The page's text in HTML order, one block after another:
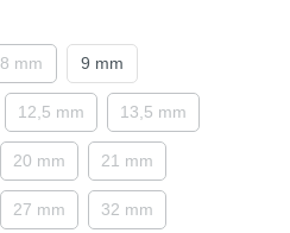
8 mm 9 mm
12,5 mm 13,5 mm
20 mm 21 mm
27 mm 32 mm